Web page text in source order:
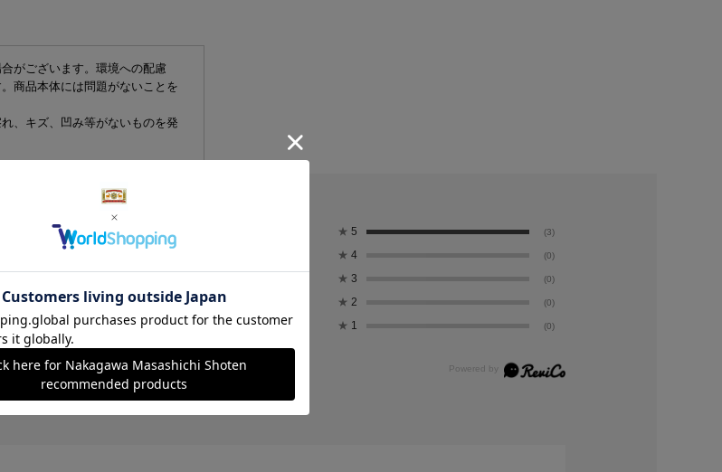
がございます。環境への配慮
商品本体には問題がないことを
、キズ、凹み等がないものを発
★ 5 (3)
★ 4 (0)
★ 3 (0)
★ 2 (0)
★ 1 (0)